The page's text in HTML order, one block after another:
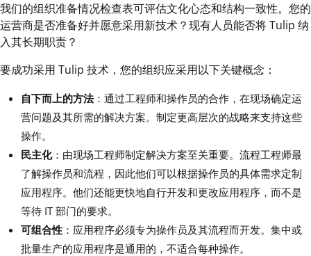
我们的组织准备情况检查表可评估文化心态和结构一致性。您的
运营商是否准备好并愿意采用新技术？现有人员能否将 Tulip 纳
入其长期职责？
要成功采用 Tulip 技术，您的组织应采用以下关键概念：
自下而上的方法：通过工程师和操作员的合作，在现场确定运
营问题及其所需的解决方案。制定更高层次的战略来支持这些
操作。
民主化：由现场工程师制定解决方案至关重要。流程工程师最
了解操作员和流程，因此他们可以根据操作员的具体需求定制
应用程序。他们还能更快地自行开发和更改应用程序，而不是
等待 IT 部门的要求。
可组合性 ：应用程序必须专为操作员及其流程而开发。集中或
批量生产的应用程序是通用的，不适合每种操作。